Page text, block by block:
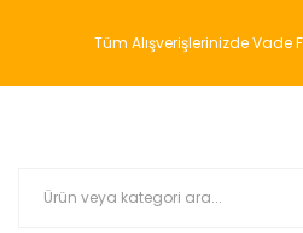
Tüm Alışverişlerinizde Vade